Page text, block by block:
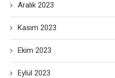
Aralık 2023
Kasım 2023
Ekim 2023
Eylül 2023